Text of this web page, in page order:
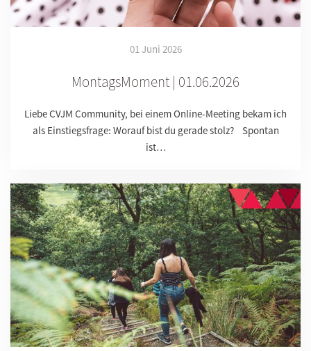
01 Juni 2026
MontagsMoment | 01.06.2026
Liebe CVJM Community, bei einem Online-Meeting bekam ich
als Einstiegsfrage: Worauf bist du gerade stolz? Spontan
ist…